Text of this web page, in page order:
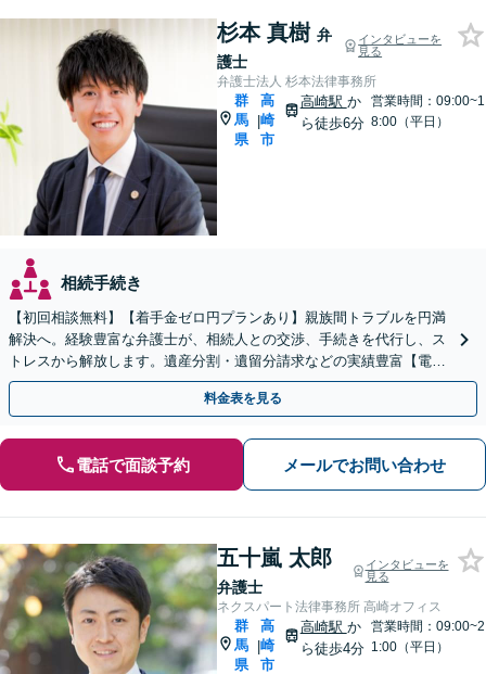
杉本 真樹 弁
護士
インタビューを
見る
弁護士法人 杉本法律事務所
群
馬
県
|
高
崎
市
高崎駅 か
ら徒歩6分
営業時間：09:00~1
8:00（平日）
相続手続き
【初回相談無料】【着手金ゼロ円プランあり】親族間トラブルを円満
解決へ。経験豊富な弁護士が、相続人との交渉、手続きを代行し、ス
トレスから解放します。遺産分割・遺留分請求などの実績豊富【電
話・LINE・WEB面談可】
料金表を見る
電話で面談予約 メールでお問い合わせ
五十嵐 太郎
弁護士
インタビューを
見る
ネクスパート法律事務所 高崎オフィス
群
馬
県
|
高
崎
市
高崎駅 か
ら徒歩4分
営業時間：09:00~2
1:00（平日）